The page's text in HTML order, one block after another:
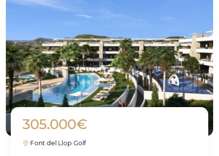
305.000€
Font del Llop Golf